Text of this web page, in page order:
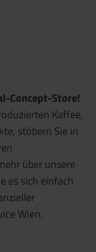
Concept-Store!
Kaffee,
stöbern Sie in
über unsere
es sich einfach
Wien.